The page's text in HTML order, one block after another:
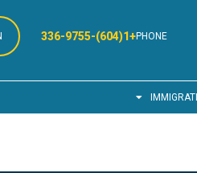
PHONE
+1(604)-336-9755